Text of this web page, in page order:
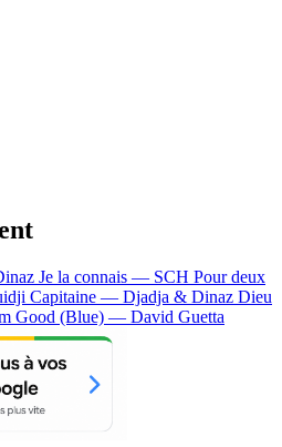
Je la connais — SCH Pour deux
Capitaine — Djadja & Dinaz Dieu
Good (Blue) — David Guetta